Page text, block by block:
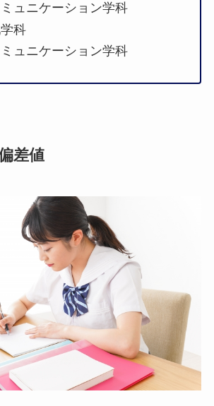
ュニケーション学科
科
ュニケーション学科
差値